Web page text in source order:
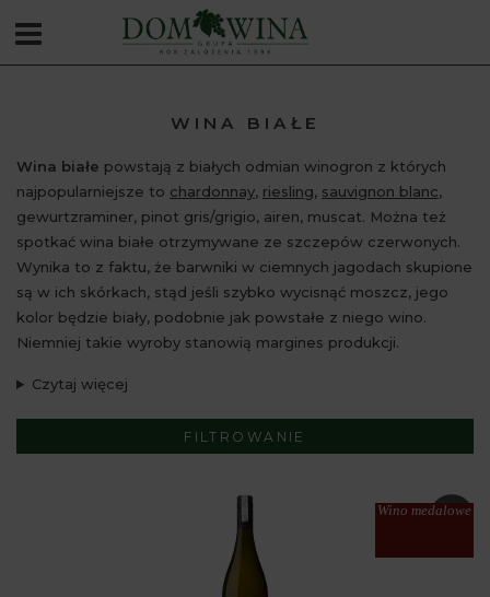
WINA BIAŁE
Wina białe powstają z białych odmian winogron z których
najpopularniejsze to chardonnay, riesling, sauvignon blanc,
gewurtzraminer, pinot gris/grigio, airen, muscat. Można też
spotkać wina białe otrzymywane ze szczepów czerwonych.
Wynika to z faktu, że barwniki w ciemnych jagodach skupione
są w ich skórkach, stąd jeśli szybko wycisnąć moszcz, jego
kolor będzie biały, podobnie jak powstałe z niego wino.
Niemniej takie wyroby stanowią margines produkcji.
Czytaj więcej
FILTROWANIE
Wino medalowe